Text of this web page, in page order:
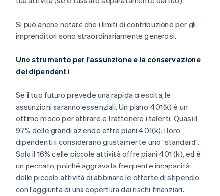
Si può anche notare che i limiti di contribuzione per gli
imprenditori sono straordinariamente generosi.
Uno strumento per l'assunzione e la conservazione
dei dipendenti
Se il tuo futuro prevede una rapida crescita, le
assunzioni saranno essenziali. Un piano 401(k) è un
ottimo modo per attirare e trattenere i talenti. Quasi il
97% delle grandi aziende offre piani 401(k); i loro
dipendenti li considerano giustamente uno "standard".
Solo il 16% delle piccole attività offre piani 401 (k), ed è
un peccato, poiché aggrava la frequente incapacità
delle piccole attività di abbinare le offerte di stipendio
con l'aggiunta di una copertura dai rischi finanziari.